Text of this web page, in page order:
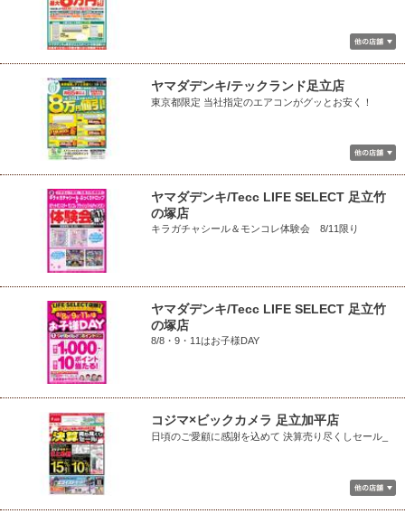
ヤマダデンキ/テックランド足立店
東京都限定 当社指定のエアコンがグッとお安く！
ヤマダデンキ/Tecc LIFE SELECT 足立竹
の塚店
キラガチャシール＆モンコレ体験会 8/11限り
ヤマダデンキ/Tecc LIFE SELECT 足立竹
の塚店
8/8・9・11はお子様DAY
コジマ×ビックカメラ 足立加平店
日頃のご愛顧に感謝を込めて 決算売り尽くしセール_